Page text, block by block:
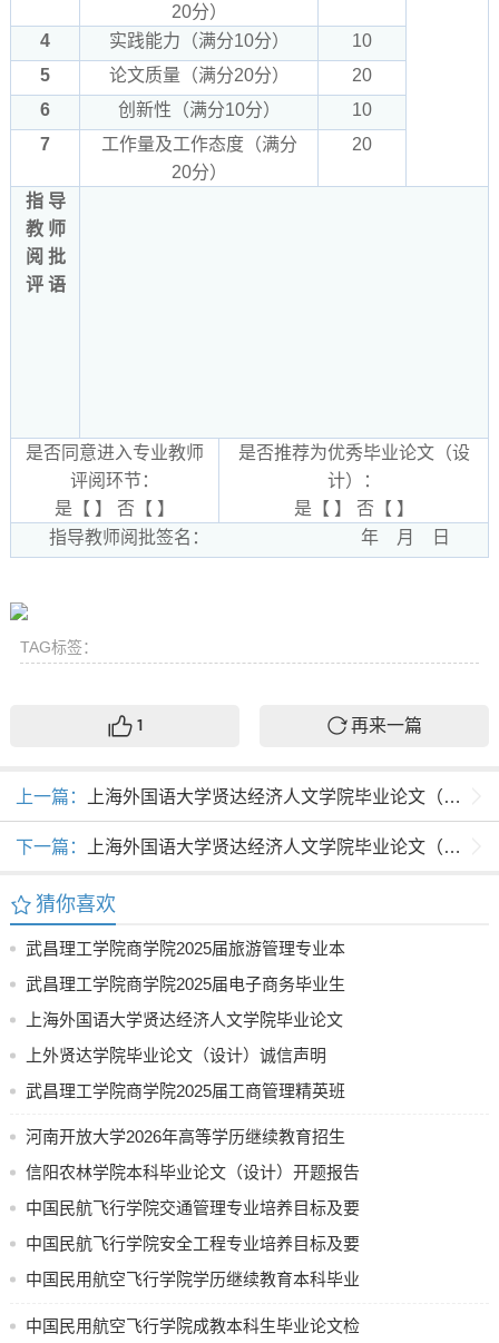
20分）
4 实践能力（满分10分）
10
5
论文质量（满分20分）
20
6
创新性（满分10分）
10
7
工作量及工作态度（满分
20分）
20
指 导
教 师
阅 批
评 语
是否同意进入专业教师
评阅环节：
是【 】 否【 】
是否推荐为优秀毕业论文（设
计）：
是【 】 否【 】
指导教师阅批签名： 年 月 日
TAG标签：
1 再来一篇
上一篇： 上海外国语大学贤达经济人文学院毕业论文（设计）阅批、评阅、答辩与成绩评定细则
下一篇： 上海外国语大学贤达经济人文学院毕业论文（设计）查重检测细则
猜你喜欢
武昌理工学院商学院2025届旅游管理专业本
科毕业论文参考选题
武昌理工学院商学院2025届电子商务毕业生
论文参考题目
上海外国语大学贤达经济人文学院毕业论文
（设计）撰写基本规范(图文)
上外贤达学院毕业论文（设计）诚信声明
武昌理工学院商学院2025届工商管理精英班
《商业计划书》选题指南
河南开放大学2026年高等学历继续教育招生
计划公示
信阳农林学院本科毕业论文（设计）开题报告
中国民航飞行学院交通管理专业培养目标及要
求（节选）
中国民航飞行学院安全工程专业培养目标及要
求
中国民用航空飞行学院学历继续教育本科毕业
论文（设计）使用 AI 工具的规定（试行）
中国民用航空飞行学院成教本科生毕业论文检